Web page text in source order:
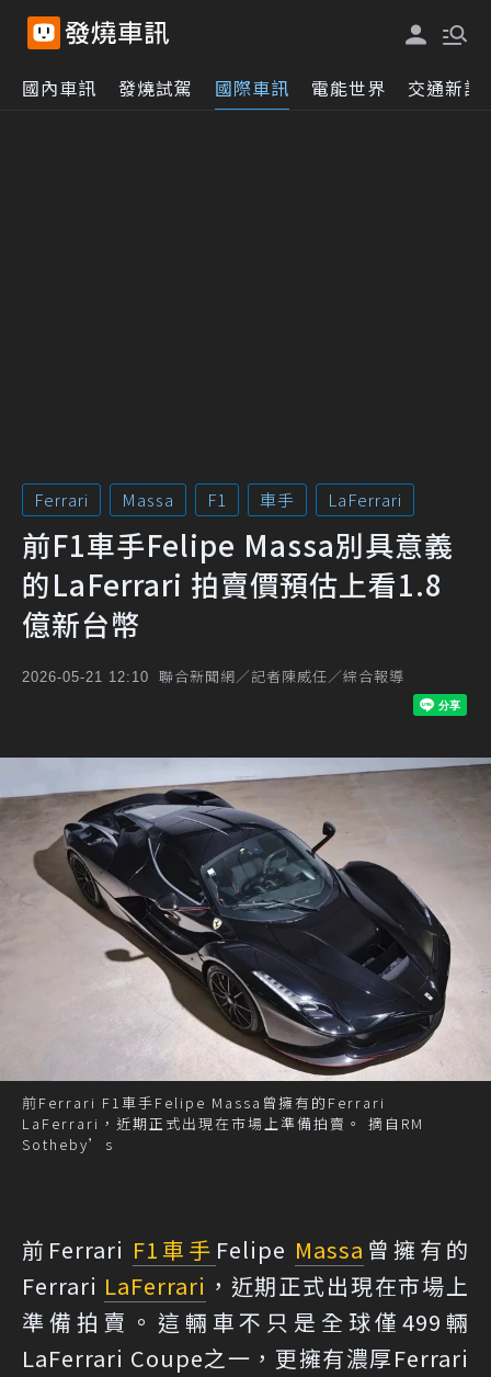
國內車訊 發燒試駕 國際車訊 電能世界 交通新訊
Ferrari Massa F1 車手 LaFerrari
前F1車手Felipe Massa別具意義
的LaFerrari 拍賣價預估上看1.8
億新台幣
2026-05-21 12:10 聯合新聞網／記者陳威任／綜合報導
前Ferrari F1車手Felipe Massa曾擁有的Ferrari
LaFerrari，近期正式出現在市場上準備拍賣。 摘自RM
Sotheby’s
前Ferrari F1車手 Felipe Massa 曾擁有的
Ferrari LaFerrari ，近期正式出現在市場上
準備拍賣。這輛車不只是全球僅499輛
LaFerrari Coupe之一，更擁有濃厚Ferrari